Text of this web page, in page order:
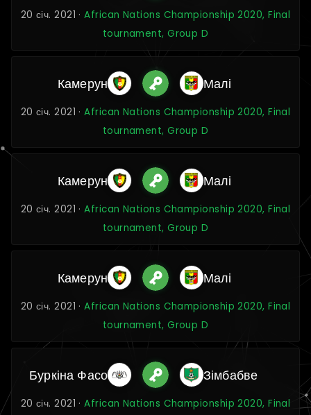
20 січ. 2021 ·African Nations Championship 2020, Final
tournament, Group D
Камерун Малі
20 січ. 2021 ·African Nations Championship 2020, Final
tournament, Group D
Камерун Малі
20 січ. 2021 ·African Nations Championship 2020, Final
tournament, Group D
Камерун Малі
20 січ. 2021 ·African Nations Championship 2020, Final
tournament, Group D
Буркіна Фасо Зімбабве
20 січ. 2021 ·African Nations Championship 2020, Final